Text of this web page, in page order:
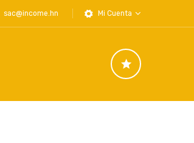
sac@income.hn Mi Cuenta